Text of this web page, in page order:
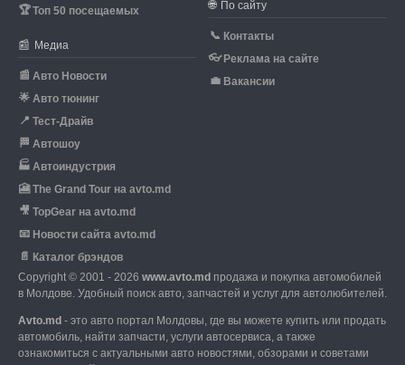
🏆Топ 50 посещаемых
📰 Медиа
📰 Авто Новости
🌟 Авто тюнинг
📍 Тест-Драйв
🏁 Автошоу
🏭 Автоиндустрия
🎦 The Grand Tour на avto.md
🎥 TopGear на avto.md
📧 Новости сайта avto.md
📄 Каталог брэндов
🌐 По сайту
📞 Контакты
👓 Реклама на сайте
💼 Вакансии
Copyright © 2001 - 2026 www.avto.md продажа и покупка автомобилей
в Молдове. Удобный поиск авто, запчастей и услуг для автолюбителей.
Avto.md - это авто портал Молдовы, где вы можете купить или продать
автомобиль, найти запчасти, услуги автосервиса, а также
ознакомиться с актуальными авто новостями, обзорами и советами